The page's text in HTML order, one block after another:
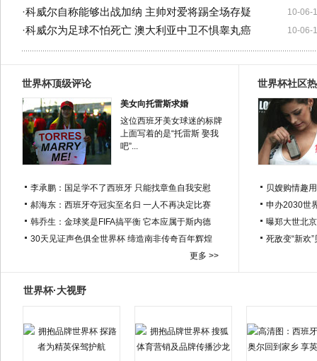
10-06-
·科威尔自称能够出战加纳 主帅对爱将踢全场存疑
10-06-
·科威尔为足球不怕死亡 澳大利亚中卫不惧睾丸癌
世界杯顶级评论
美女向托雷斯求婚
这位西班牙美女球迷的标牌
上面写着的是“托雷斯 娶我
吧”...
李承鹏：国足学不了西班牙 只能找章鱼自我安慰
郝海东：西班牙夺冠实至名归 一人不再决定比赛
韩乔生：金球奖是FIFA搞平衡 它本应属于斯内德
30天见证声色俱全世界杯 缔造南非传奇百年辉煌
更多 >>
世界杯社区
贝嫂购情趣
申办2030世
曝郑大世北
死敌变“新欢
世界杯·大视野